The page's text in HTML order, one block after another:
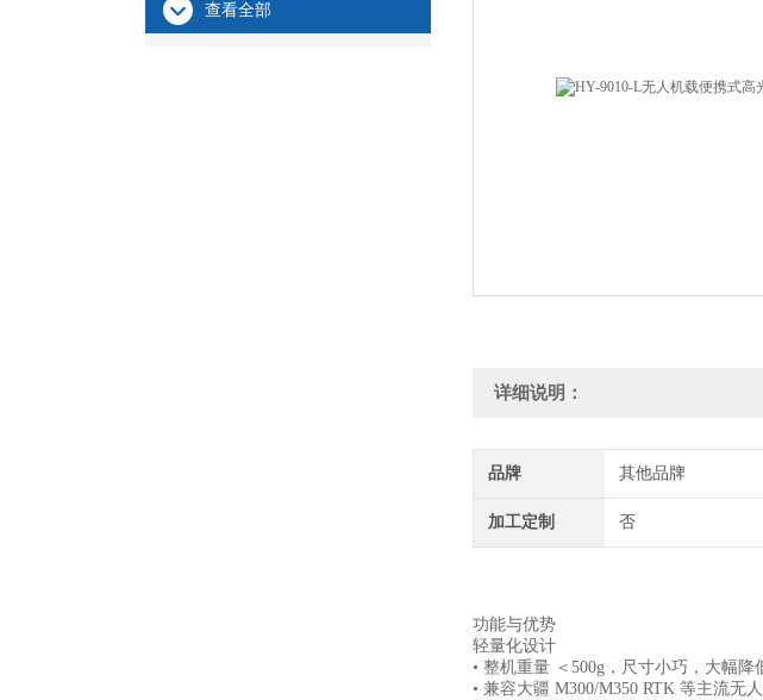
查看全部
详细说明：
品牌 其他品牌
加工定制 否
功能与优势
轻量化设计
• 整机重量 ＜500g，尺寸小巧，大幅
• 兼容大疆 M300/M350 RTK 等主流无